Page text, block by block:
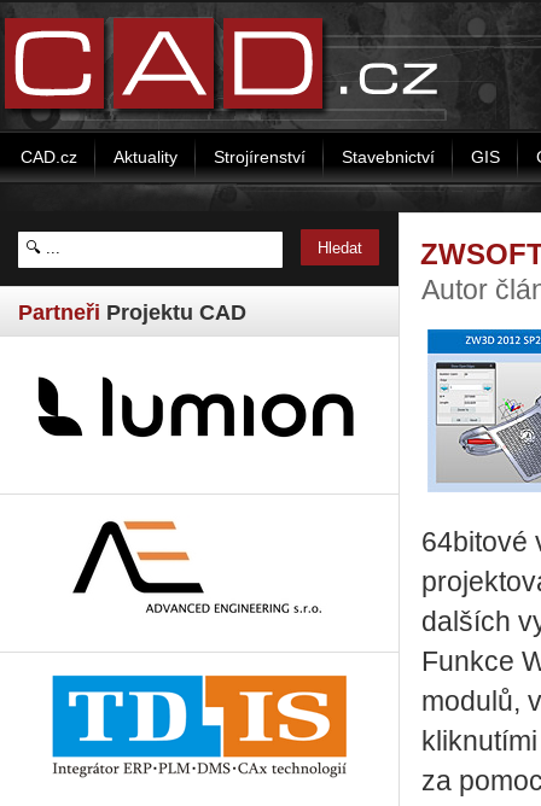
CAD.cz Aktuality Strojírenství Stavebnictví GIS
Partneři Projektu CAD
Autor
64bitové
dalších
Funkce
modulů,
za